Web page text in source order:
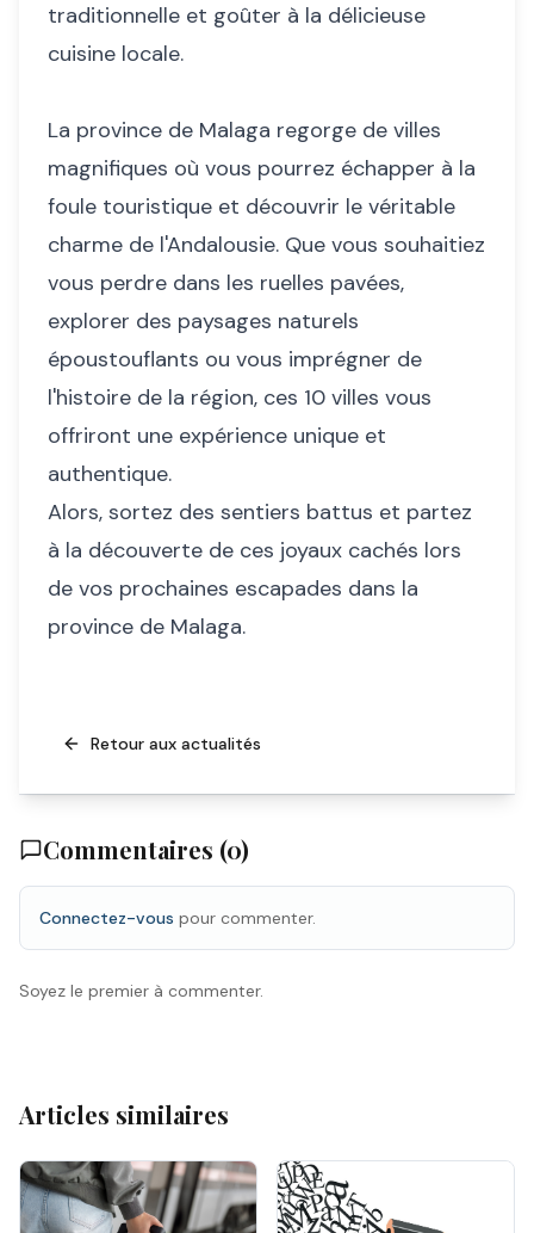
traditionnelle et goûter à la délicieuse
cuisine locale.
La province de Malaga regorge de villes
magnifiques où vous pourrez échapper à la
foule touristique et découvrir le véritable
charme de l'Andalousie. Que vous souhaitiez
vous perdre dans les ruelles pavées,
explorer des paysages naturels
époustouflants ou vous imprégner de
l'histoire de la région, ces 10 villes vous
offriront une expérience unique et
authentique.
Alors, sortez des sentiers battus et partez
à la découverte de ces joyaux cachés lors
de vos prochaines escapades dans la
province de Malaga.
Retour aux actualités
Commentaires (0)
Connectez-vous pour commenter.
Soyez le premier à commenter.
Articles similaires